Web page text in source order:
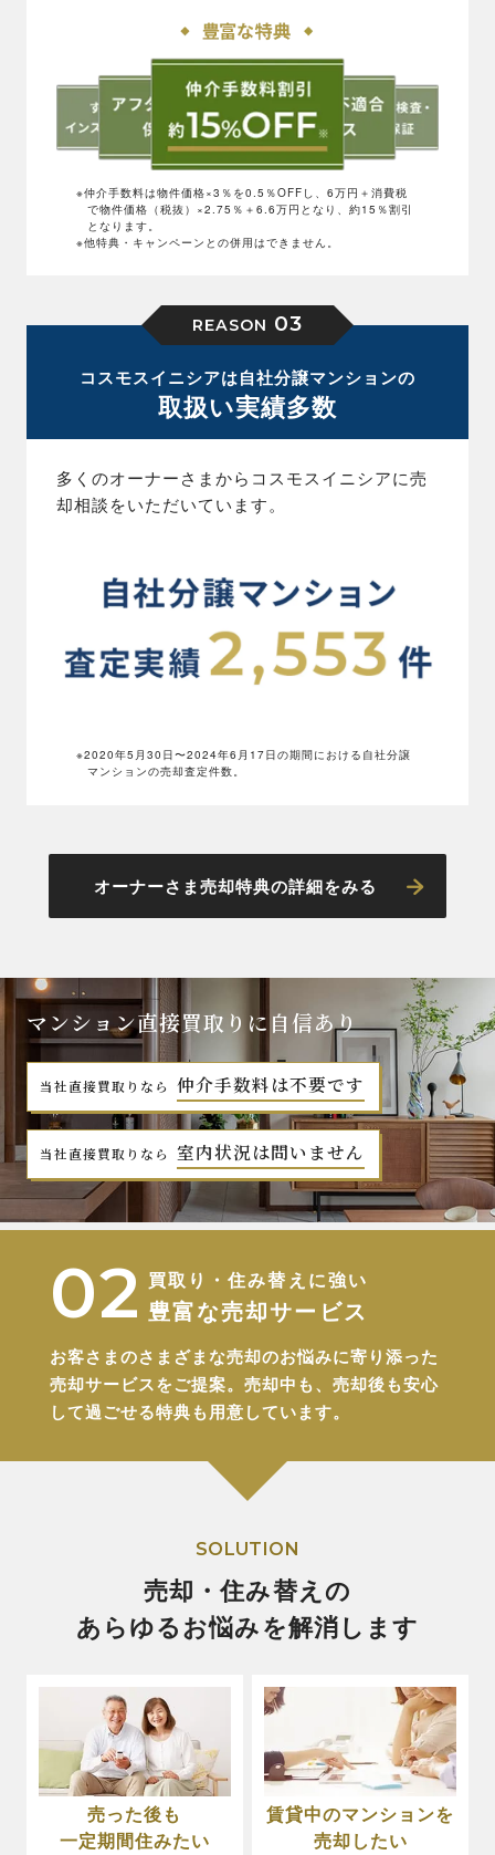
※仲介手数料は物件価格×3％を0.5％OFFし、6万円＋消費税
で物件価格（税抜）×2.75％＋6.6万円となり、約15％割引
となります。
※他特典・キャンペーンとの併用はできません。
REASON 03
コスモスイニシアは自社分譲マンションの
取扱い実績多数
多くのオーナーさまからコスモスイニシアに売
却相談をいただいています。
※2020年5月30日〜2024年6月17日の期間における自社分譲
マンションの売却査定件数。
オーナーさま売却特典の詳細をみる
マンション直接買取りに自信あり
当社直接買取りなら 仲介手数料は不要です
当社直接買取りなら 室内状況は問いません
買取り・住み替えに強い
豊富な売却サービス
お客さまのさまざまな売却のお悩みに寄り添った
売却サービスをご提案。 売却中も、売却後も安心
して過ごせる特典も用意しています。
SOLUTION
売却・住み替えの
あらゆるお悩みを解消します
売った後も
一定期間住みたい
賃貸中のマンションを
売却したい